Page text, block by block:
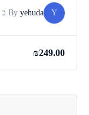
Y
By yehuda ב
₪249.00